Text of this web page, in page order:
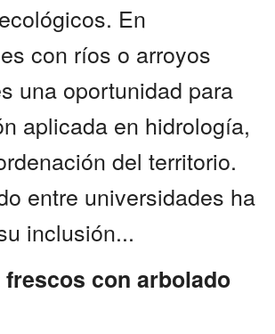
En
con ríos o arroyos
una oportunidad para
aplicada en hidrología,
del territorio.
entre universidades ha
inclusión...
con arbolado